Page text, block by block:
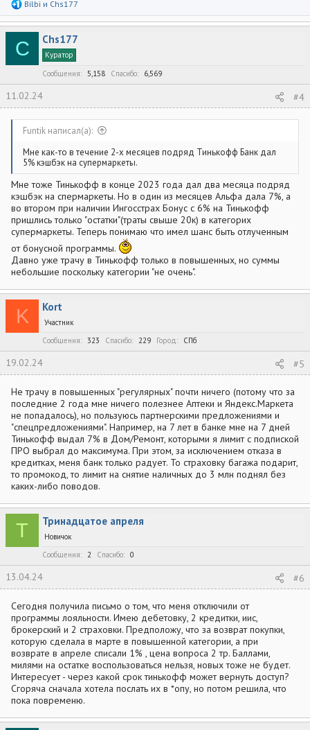
Р
а
к
ц
и
Bilbi и Chs177
C Chs177
Куратор
Сообщения
5,158 Спасибо 6,569
11.02.24 #4
Funtik написал(а):
Мне как-то в течение 2-х месяцев подряд Тинькофф Банк дал
5% кэшбэк на супермаркеты.
Мне тоже Тинькофф в конце 2023 года дал два месяца подряд
кэшбэк на спермаркеты. Но в один из месяцев Альфа дала 7%, а
во втором при наличии Ингосстрах Бонус с 6% на Тинькофф
пришлись только "остатки"(траты свыше 20к) в категорих
супермаркеты. Теперь понимаю что имел шанс быть отлученным
от бонусной программы.
Давно уже трачу в Тинькофф только в повышенных, но суммы
небольшие поскольку категории "не очень".
K Kort
Участник
Сообщения
323 Спасибо 229 Город СПб
19.02.24 #5
Не трачу в повышенных "регулярных" почти ничего (потому что за
последние 2 года мне ничего полезнее Аптеки и Яндекс.Маркета
не попадалось), но пользуюсь партнерскими предложениями и
"спецпредложениями". Например, на 7 лет в банке мне на 7 дней
Тинькофф выдал 7% в Дом/Ремонт, которыми я лимит с подпиской
ПРО выбрал до максимума. При этом, за исключением отказа в
кредитках, меня банк только радует. То страховку багажа подарит,
то промокод, то лимит на снятие наличных до 3 млн поднял без
каких-либо поводов.
Т Тринадцатое апреля
Новичок
Сообщения
2 Спасибо 0
13.04.24 #6
Сегодня получила письмо о том, что меня отключили от
программы лояльности. Имею дебетовку, 2 кредитки, иис,
брокерский и 2 страховки. Предположу, что за возврат покупки,
которую сделала в марте в повышенной категории, а при
возврате в апреле списали 1% , цена вопроса 2 тр. Баллами,
милями на остатке воспользоваться нельзя, новых тоже не будет.
Интересует - через какой срок тинькофф может вернуть доступ?
Сгоряча сначала хотела послать их в *опу, но потом решила, что
пока повременю.